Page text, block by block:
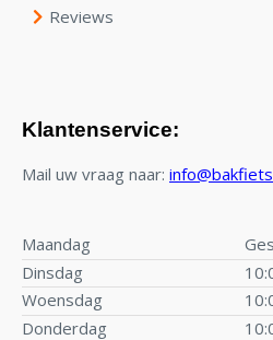
Reviews
Klantenservice:
Mail uw vraag naar:
Maandag
Dinsdag
Woensdag
Donderdag